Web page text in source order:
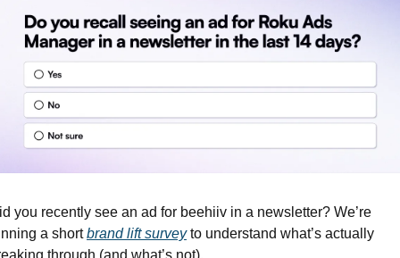
you recently see an ad for beehiiv in a newsletter? We’re
a short brand lift survey to understand what’s actually
through (and what’s not).